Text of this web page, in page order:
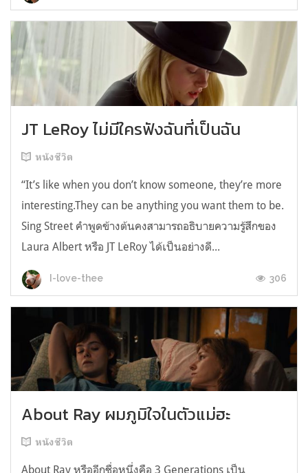
JT LeRoy ไม่มีใครฟังฉันที่เป็นฉัน
หนังชีวิต
“It’s like when you don’t know someone, they’re more
interesting.They can be anything you want them to be.
Sing Street คำพูดข้างต้นคงสามารถอธิบายความรู้สึกของ
Laura Albert หรือ JT LeRoy ได้เป็นอย่างดี...
I-love-thee 306
About Ray ผมภูมิใจในตัวแม่ฮะ
หนังชีวิต
About Ray หรืออีกชื่อหนึ่งคือ 3 Generations เป็น